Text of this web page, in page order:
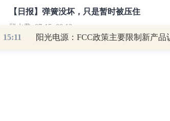
【日报】弹簧没坏，只是暂时被压住
脱水君 07-15 08:13
15:11